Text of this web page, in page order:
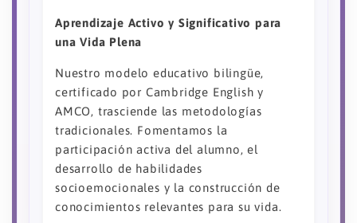
Aprendizaje Activo y Significativo para
una Vida Plena
Nuestro modelo educativo bilingüe,
certificado por Cambridge English y
AMCO, trasciende las metodologías
tradicionales. Fomentamos la
participación activa del alumno, el
desarrollo de habilidades
socioemocionales y la construcción de
conocimientos relevantes para su vida.